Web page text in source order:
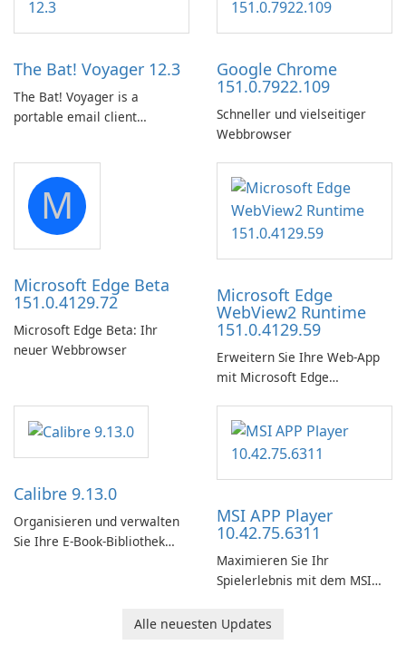
The Bat! Voyager 12.3
The Bat! Voyager is a
portable email client
portable media on any
computer running Microsoft
Windows.
Google Chrome
151.0.7922.109
Schneller und vielseitiger
Webbrowser
M
Microsoft Edge Beta
151.0.4129.72
Microsoft Edge Beta: Ihr
neuer Webbrowser
Microsoft Edge
WebView2 Runtime
151.0.4129.59
Erweitern Sie Ihre Web-App
mit Microsoft Edge
Calibre 9.13.0
Organisieren und verwalten
Sie Ihre E-Book-Bibliothek
MSI APP Player
10.42.75.6311
Maximieren Sie Ihr
Spielerlebnis mit dem MSI
Alle neuesten Updates